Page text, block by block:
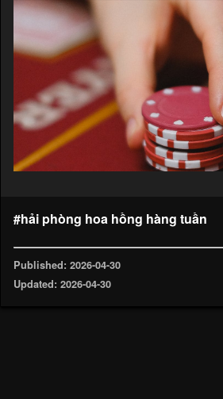
#hải phòng hoa hồng hàng tuần
Published: 2026-04-30
Updated: 2026-04-30